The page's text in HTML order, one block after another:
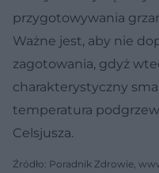
przygotowywania
Ważne jest, aby nie
zagotowania, gdyż
charakterystyczny
temperatura
Celsjusza.
Źródło: Poradnik Zdrowie,